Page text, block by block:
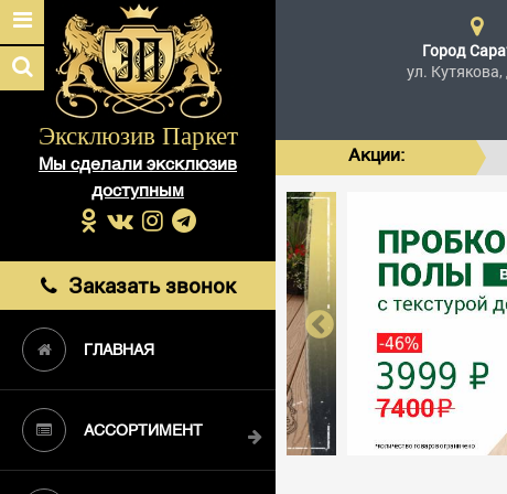
Эксклюзив Паркет
Мы сделали эксклюзив
доступным
Заказать звонок
ГЛАВНАЯ
АССОРТИМЕНТ
Город
ул.
Акции: